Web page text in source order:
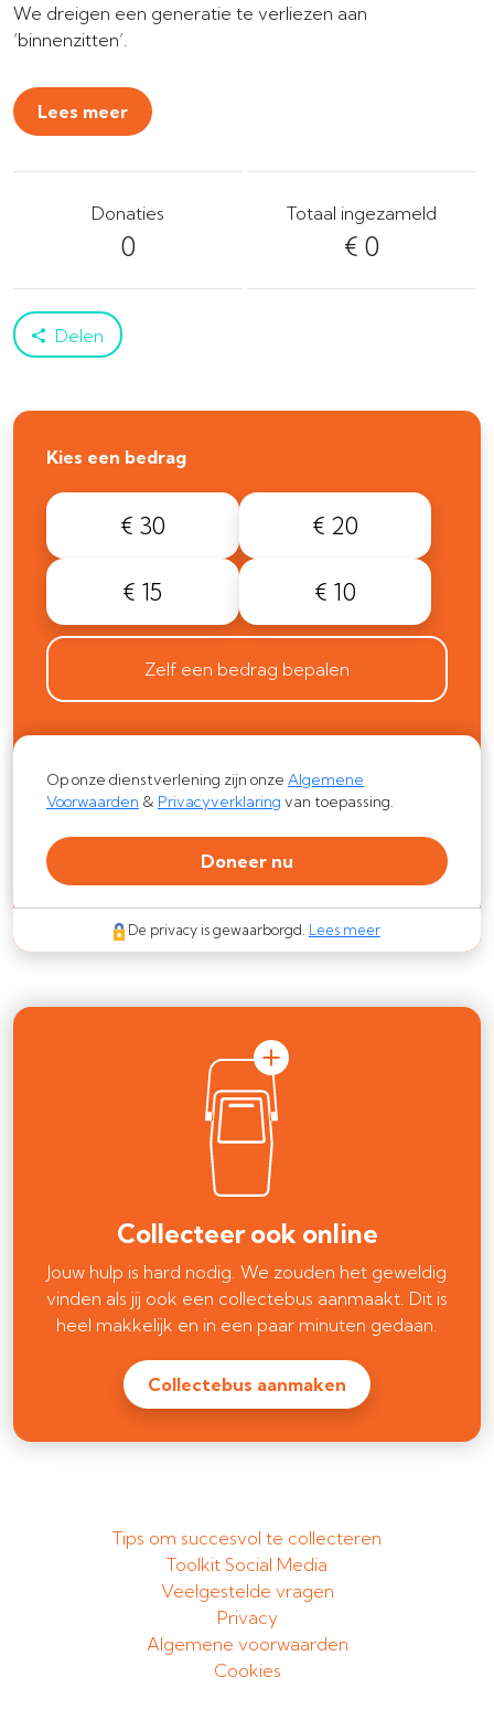
We dreigen een generatie te verliezen aan
‘binnenzitten’.
Lees meer
Donaties
0
Totaal ingezameld
€ 0
Delen
Kies een bedrag
€ 30 € 20
€ 15 € 10
Zelf een bedrag bepalen
Op onze dienstverlening zijn onze Algemene
Voorwaarden & Privacyverklaring van toepassing.
Doneer nu
De privacy is gewaarborgd. Lees meer
Collecteer ook online
Jouw hulp is hard nodig. We zouden het geweldig
vinden als jij ook een collectebus aanmaakt. Dit is
heel makkelijk en in een paar minuten gedaan.
Collectebus aanmaken
Tips om succesvol te collecteren
Toolkit Social Media
Veelgestelde vragen
Privacy
Algemene voorwaarden
Cookies